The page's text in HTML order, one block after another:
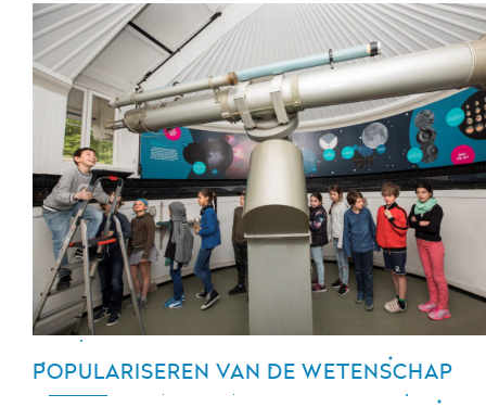
POPULARISEREN VAN DE WETENSCHAP